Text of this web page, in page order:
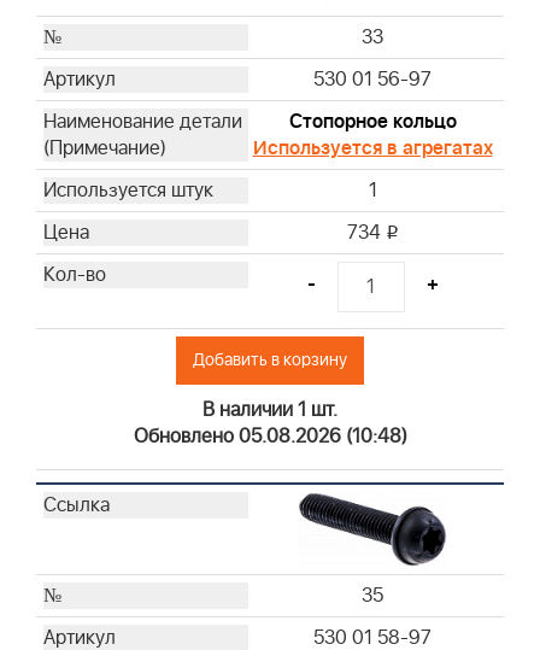
33
530 01 56-97
Стопорное кольцо
Используется в агрегатах
1
734 i
- +
Добавить в корзину
В наличии 1 шт.
Обновлено 05.08.2026 (10:48)
35
530 01 58-97